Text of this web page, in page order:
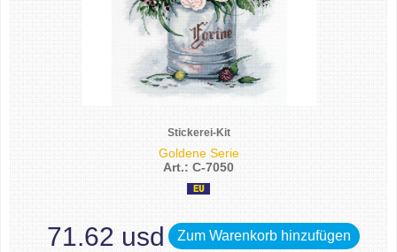
Stickerei-Kit
Goldene Serie
Art.: C-7050
71.62 usd Zum Warenkorb hinzufügen